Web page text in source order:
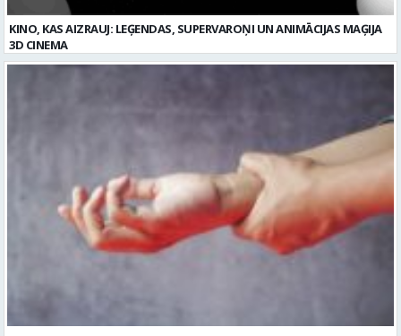
Plaukstas locītavas sastiepums: kā to novērst, atpazīt un veiksmīgi